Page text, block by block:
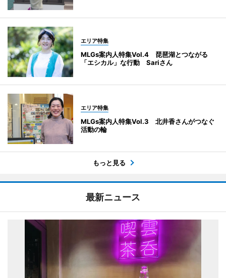
エリア特集
MLGs案内人特集Vol.4 琵琶湖とつながる
「エシカル」な行動 Sariさん
エリア特集
MLGs案内人特集Vol.3 北井香さんがつなぐ
活動の輪
もっと見る
最新ニュース